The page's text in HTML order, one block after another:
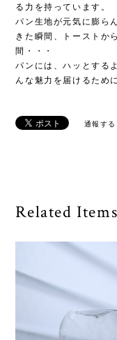
る力を持っています。
パン生地が元気に膨ら
きた瞬間、トーストか
間・・・
パンには、ハッとする
んな魅力を届けるため
通報する
Related Items